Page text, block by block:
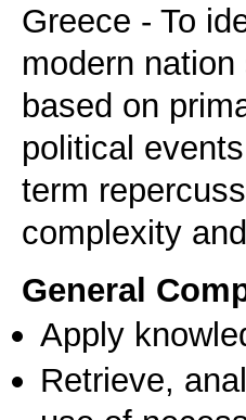
Greece - To
modern
based on
political
term
complexity
General
Apply
Retrieve,